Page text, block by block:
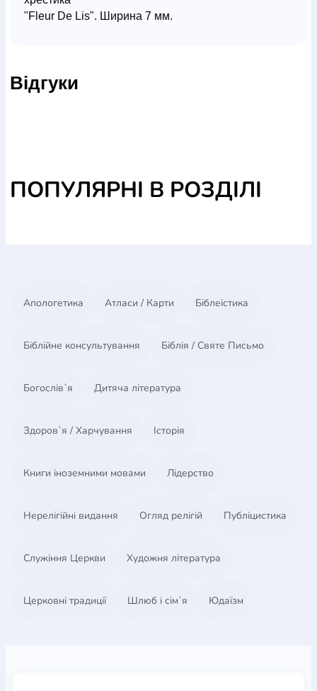
"Fleur De Lis". Ширина 7 мм.
Відгуки
ПОПУЛЯРНІ В РОЗДІЛІ
Апологетика Атласи / Карти Біблеістика
Біблійне консультування Біблія / Святе Письмо
Богослів`я Дитяча література
Здоров`я / Харчування Історія
Книги іноземними мовами Лідерство
Нерелігійні видання Огляд релігій Публіцистика
Служіння Церкви Художня література
Церковні традиції Шлюб і сім`я Юдаїзм